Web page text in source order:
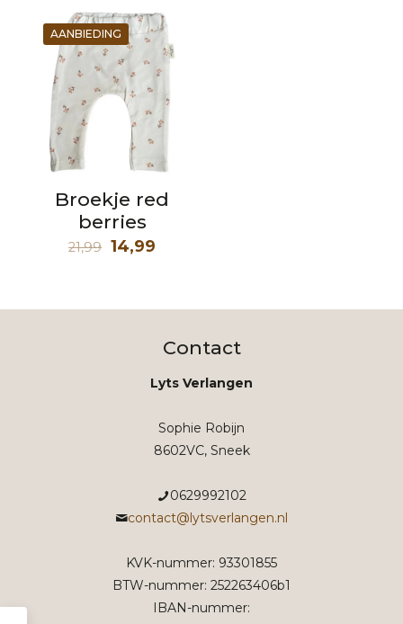
AANBIEDING
Broekje red
berries
21,99 Oorspronkelijke
21,99.
14,99
14,99.
Contact
Lyts Verlangen
Sophie Robijn
8602VC, Sneek
0629992102
contact@lytsverlangen.nl
KVK-nummer: 93301855
BTW-nummer: 252263406b1
IBAN-nummer: